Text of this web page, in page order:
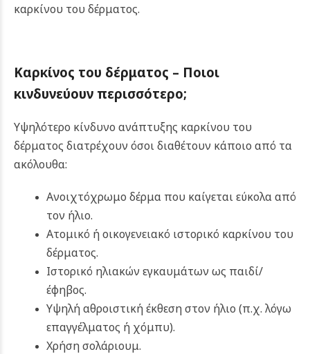
καρκίνου του δέρματος.
Καρκίνος του δέρματος – Ποιοι
κινδυνεύουν περισσότερο;
Υψηλότερο κίνδυνο ανάπτυξης καρκίνου του
δέρματος διατρέχουν όσοι διαθέτουν κάποιο από τα
ακόλουθα:
Ανοιχτόχρωμο δέρμα που καίγεται εύκολα από
τον ήλιο.
Ατομικό ή οικογενειακό ιστορικό καρκίνου του
δέρματος.
Ιστορικό ηλιακών εγκαυμάτων ως παιδί/
έφηβος.
Υψηλή αθροιστική έκθεση στον ήλιο (π.χ. λόγω
επαγγέλματος ή χόμπυ).
Χρήση σολάριουμ.